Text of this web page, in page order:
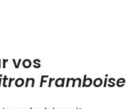
vos
Framboise